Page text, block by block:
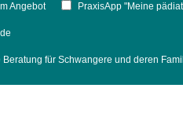
Familienzeit
Angebot PraxisApp "Meine
Beratung für Schwangere und deren